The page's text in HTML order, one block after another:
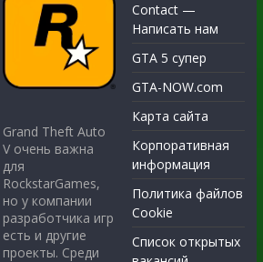
Grand Theft Auto
V очень важна
для
RockstarGames,
но у компании
разработчика игр
есть и другие
проекты. Среди
Contact —
Написать нам
GTA 5 супер
GTA-NOW.com
Карта сайта
Корпоративная
информация
Политика файлов
Cookie
Список открытых